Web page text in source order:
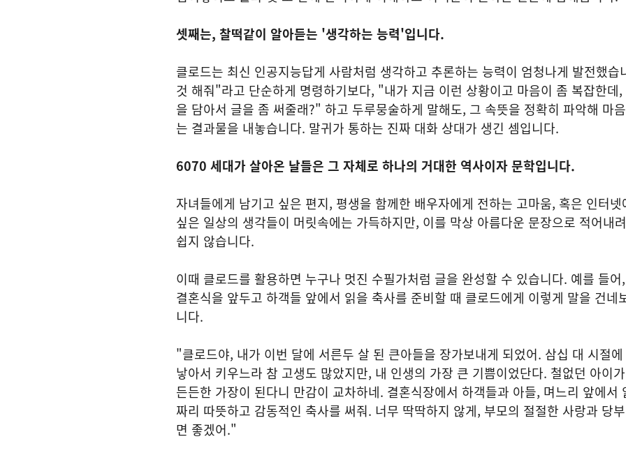
셋째는, 찰떡같이 알아듣는 '생각하는 능력'입니다.
클로드는 최신 인공지능답게 사람처럼 생각하고 추론하는 능력이 엄청나게 발전했
것 해줘"라고 단순하게 명령하기보다, "내가 지금 이런 상황이고 마음이 좀 복잡한데
을 담아서 글을 좀 써줄래?" 하고 두루뭉술하게 말해도, 그 속뜻을 정확히 파악해 마
는 결과물을 내놓습니다. 말귀가 통하는 진짜 대화 상대가 생긴 셈입니다.
6070 세대가 살아온 날들은 그 자체로 하나의 거대한 역사이자 문학입니다.
자녀들에게 남기고 싶은 편지, 평생을 함께한 배우자에게 전하는 고마움, 혹은 인터
싶은 일상의 생각들이 머릿속에는 가득하지만, 이를 막상 아름다운 문장으로 적어내
쉽지 않습니다.
이때 클로드를 활용하면 누구나 멋진 수필가처럼 글을 완성할 수 있습니다. 예를 들
결혼식을 앞두고 하객들 앞에서 읽을 축사를 준비할 때 클로드에게 이렇게 말을 건네
니다.
"클로드야, 내가 이번 달에 서른두 살 된 큰아들을 장가보내게 되었어. 삼십 대 시절
낳아서 키우느라 참 고생도 많았지만, 내 인생의 가장 큰 기쁨이었단다. 철없던 아이
든든한 가장이 된다니 만감이 교차하네. 결혼식장에서 하객들과 아들, 며느리 앞에서
짜리 따뜻하고 감동적인 축사를 써줘. 너무 딱딱하지 않게, 부모의 절절한 사랑과 당
면 좋겠어."